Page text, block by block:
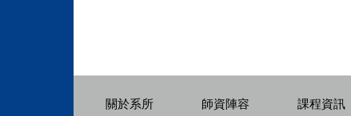
關於系所 師資陣容 課程資訊